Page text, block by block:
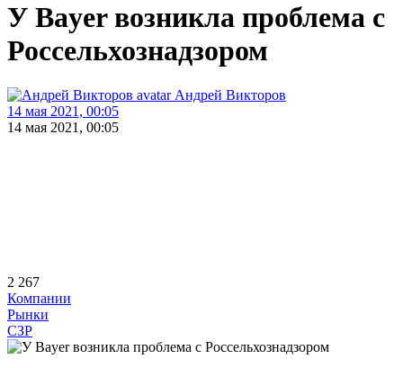
У Bayer возникла проблема с
Россельхознадзором
Андрей Викторов
14 мая 2021, 00:05
14 мая 2021, 00:05
2 267
Компании
Рынки
СЗР